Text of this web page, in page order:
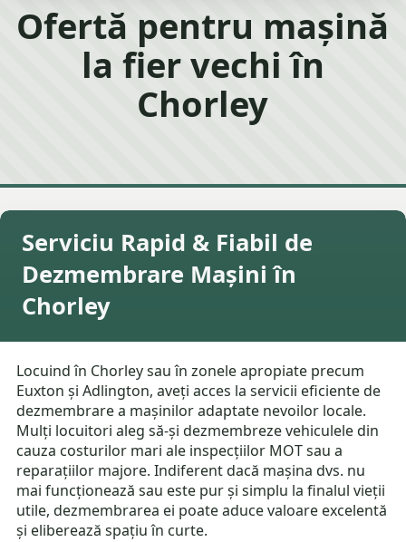
Ofertă pentru mașină
la fier vechi în
Chorley
Serviciu Rapid & Fiabil de
Dezmembrare Mașini în
Chorley
Locuind în Chorley sau în zonele apropiate precum
Euxton și Adlington, aveți acces la servicii eficiente de
dezmembrare a mașinilor adaptate nevoilor locale.
Mulți locuitori aleg să-și dezmembreze vehiculele din
cauza costurilor mari ale inspecțiilor MOT sau a
reparațiilor majore. Indiferent dacă mașina dvs. nu
mai funcționează sau este pur și simplu la finalul vieții
utile, dezmembrarea ei poate aduce valoare excelentă
și eliberează spațiu în curte.